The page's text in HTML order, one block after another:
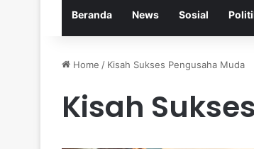
Beranda News Sosial
Home / Kisah Sukses Pengusaha Muda
Kisah